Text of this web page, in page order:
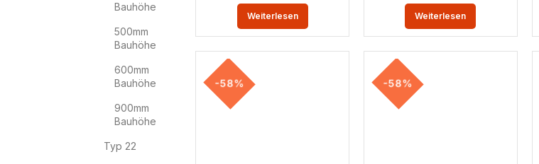
Bauhöhe
500mm
Bauhöhe
600mm
Bauhöhe
900mm
Bauhöhe
Typ 22
Weiterlesen Weiterlesen
-58% -58%